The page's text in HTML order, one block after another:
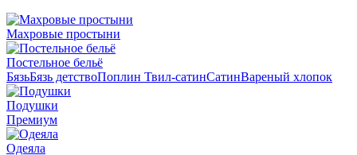
Махровые простыни
Постельное бельё
БязьБязь детствоПоплин Твил-сатинСатинВареный хлопок
Подушки
Премиум
Одеяла